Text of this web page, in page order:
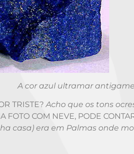
A cor azul ultramar
TRISTE?Acho que os tons
FOTO COM NEVE, PODE
casa) era em Palmas onde